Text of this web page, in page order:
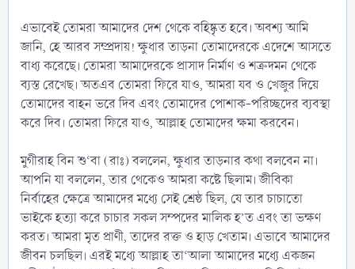
এভাবেই তোমরা আমাদের দেশ থেকে বহিষ্কৃত হবে। অবশ্য আমি
জানি, হে আরব সম্প্রদায়! ক্ষুধার তাড়না তোমাদেরকে এদেশে আসতে
বাধ্য করেছে। তোমরা আমাদেরকে প্রাসাদ নির্মাণ ও শত্রুদমন থেকে
ব্যস্ত রেখেছ। অতএব তোমরা ফিরে যাও, আমরা যব ও খেজুর দিয়ে
তোমাদের বাহন ভরে দিব এবং তোমাদের পোশাক-পরিচ্ছদের ব্যবস্থা
করে দিব। তোমরা ফিরে যাও, আল্লাহ তোমাদের ক্ষমা করবেন।
মুগীরাহ বিন শু‘বা (রাঃ) বললেন, ক্ষুধার তাড়নার কথা বলবেন না।
আপনি যা বললেন, তার থেকেও আমরা কষ্টে ছিলাম। জীবিকা
নির্বাহের ক্ষেত্রে আমাদের মধ্যে সেই শ্রেষ্ঠ ছিল, যে তার চাচাতো
ভাইকে হত্যা করে চাচার সকল সম্পদের মালিক হ’ত এবং তা ভক্ষণ
করত। আমরা মৃত প্রাণী, তাদের রক্ত ও হাড় খেতাম। এভাবে আমাদের
জীবন চলছিল। এরই মধ্যে আল্লাহ তা‘আলা আমাদের মধ্যে একজন